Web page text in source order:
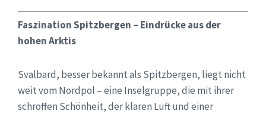
Faszination Spitzbergen – Eindrücke aus der
hohen Arktis
Svalbard, besser bekannt als Spitzbergen, liegt nicht
weit vom Nordpol – eine Inselgruppe, die mit ihrer
schroffen Schönheit, der klaren Luft und einer